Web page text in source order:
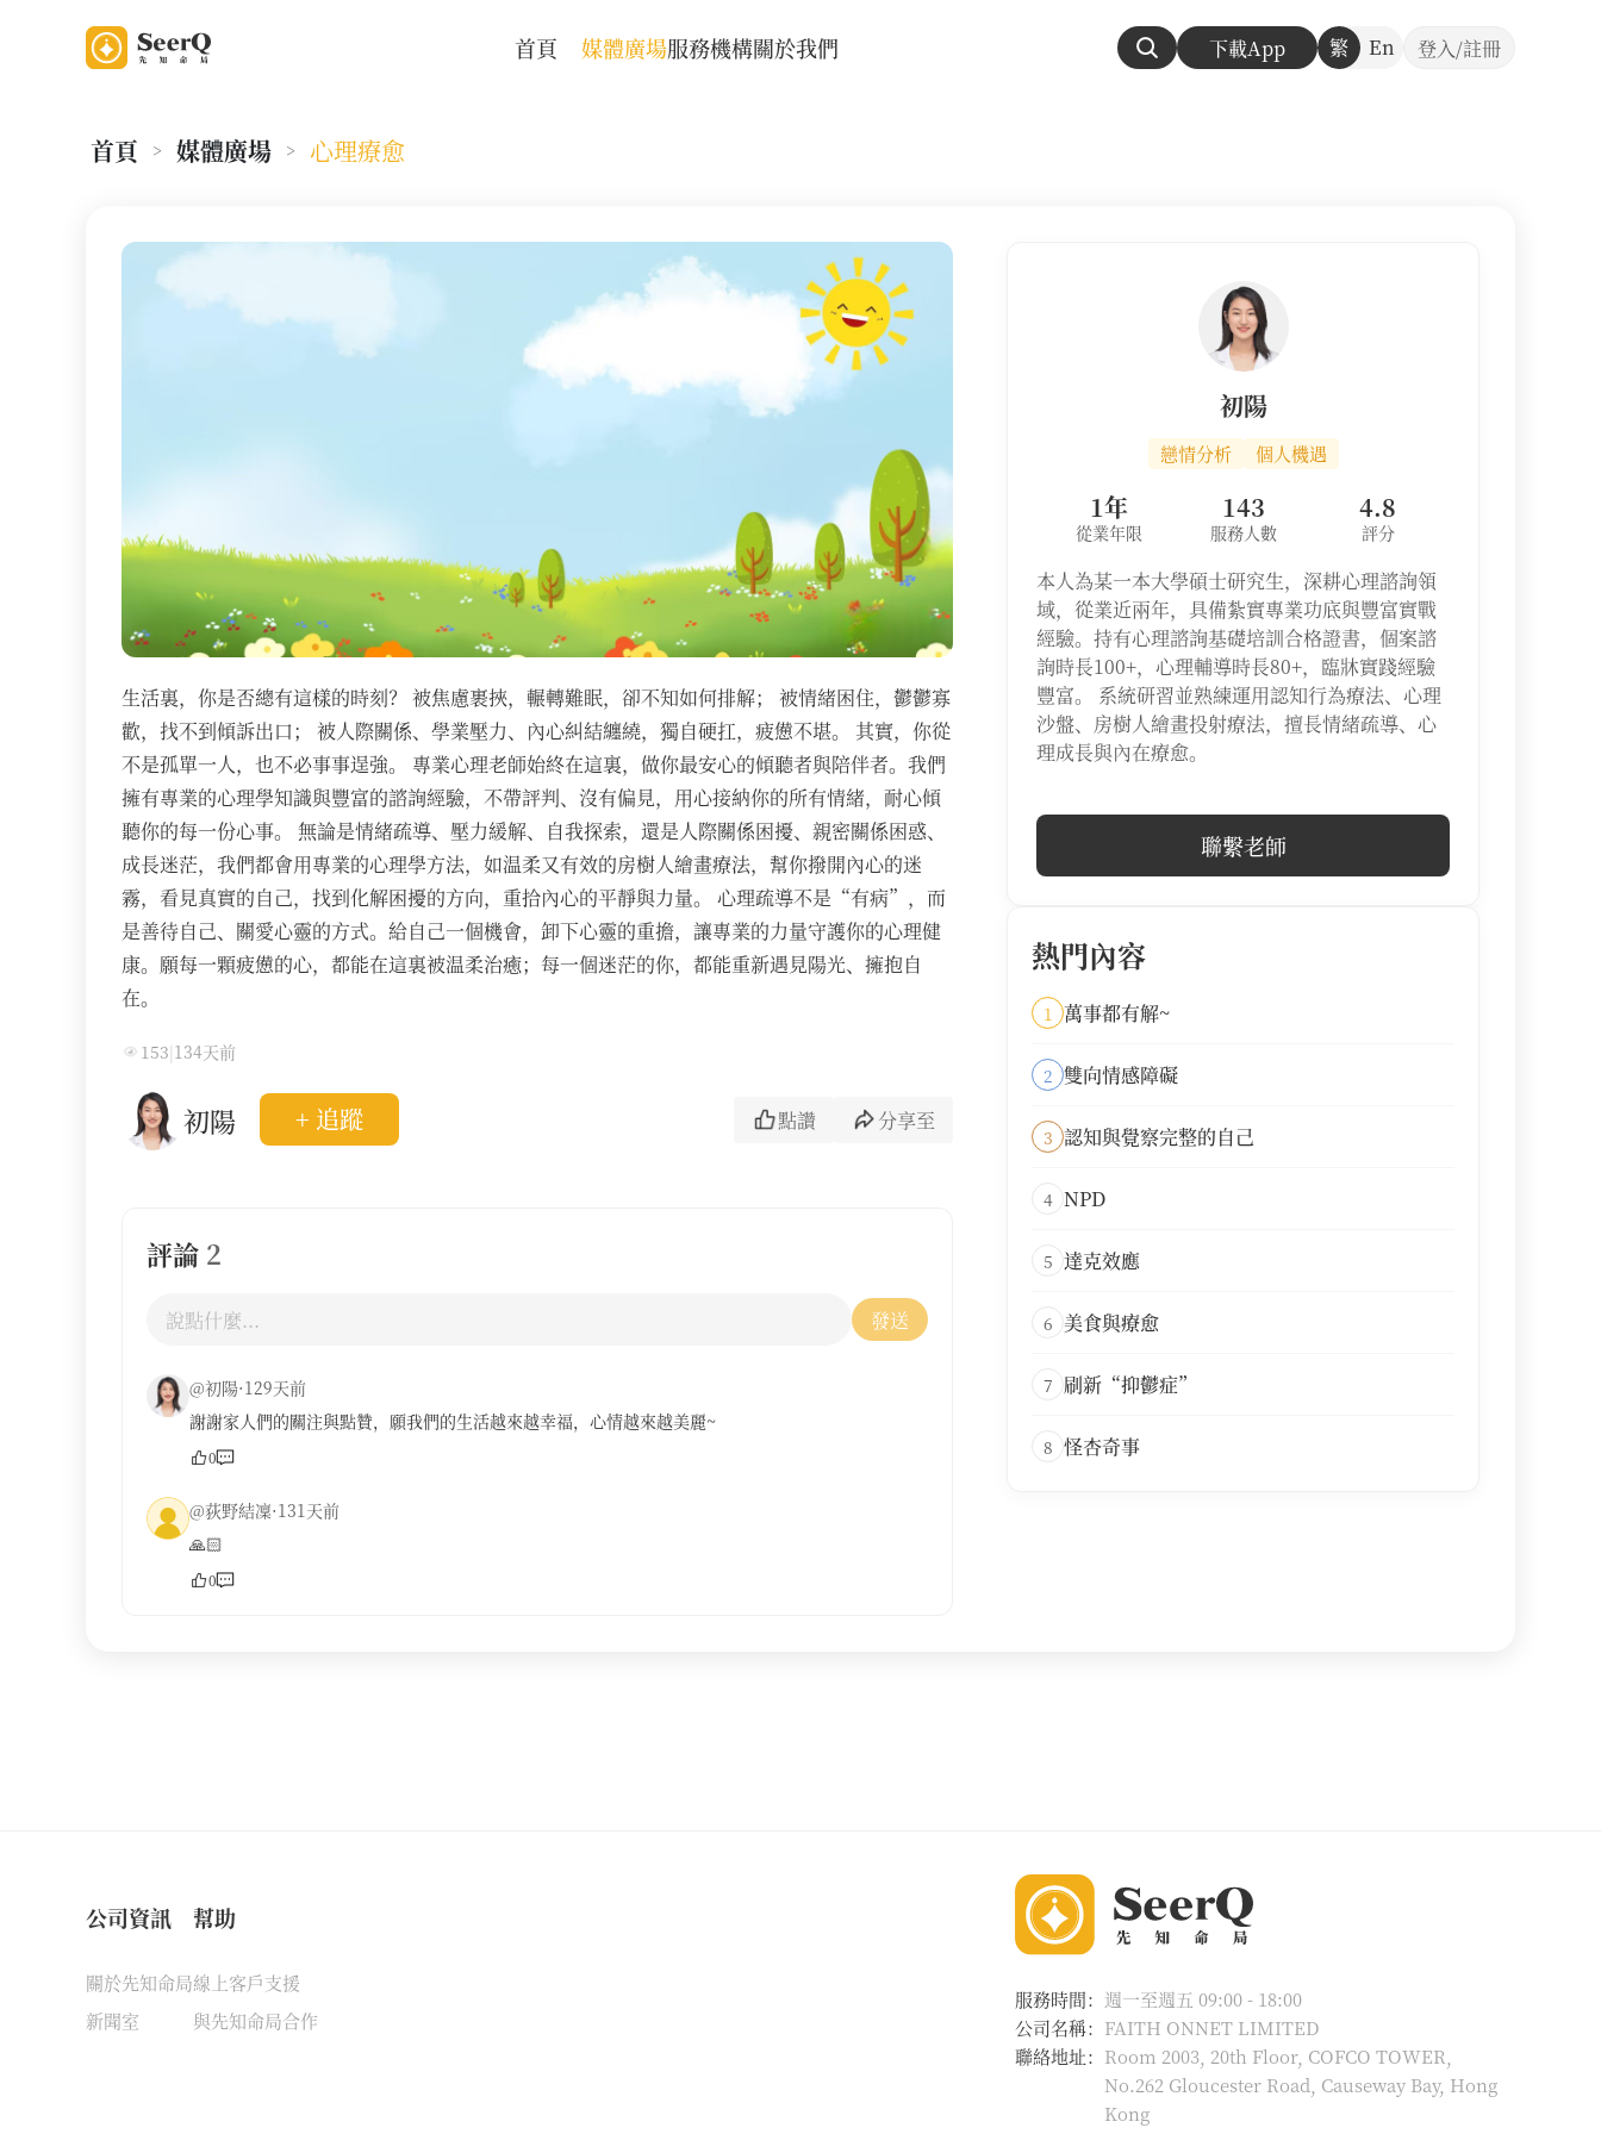
首頁 媒體廣場服務機構關於我們 下載App 繁 En 登入/註冊
首頁 > 媒體廣場 > 心理療愈
生活裏，你是否總有這樣的時刻？ 被焦慮裹挾，輾轉難眠，卻不知如何排解； 被情緒困住，鬱鬱寡
歡，找不到傾訴出口； 被人際關係、學業壓力、內心糾結纏繞，獨自硬扛，疲憊不堪。 其實，你從
不是孤單一人，也不必事事逞強。 專業心理老師始終在這裏，做你最安心的傾聽者與陪伴者。我們
擁有專業的心理學知識與豐富的諮詢經驗，不帶評判、沒有偏見，用心接納你的所有情緒，耐心傾
聽你的每一份心事。 無論是情緒疏導、壓力緩解、自我探索，還是人際關係困擾、親密關係困惑、
成長迷茫，我們都會用專業的心理學方法，如温柔又有效的房樹人繪畫療法，幫你撥開內心的迷
霧，看見真實的自己，找到化解困擾的方向，重拾內心的平靜與力量。 心理疏導不是“有病”，而
是善待自己、關愛心靈的方式。給自己一個機會，卸下心靈的重擔，讓專業的力量守護你的心理健
康。願每一顆疲憊的心，都能在這裏被温柔治癒；每一個迷茫的你，都能重新遇見陽光、擁抱自
在。
153|134天前
初陽 + 追蹤 點讚 分享至
評論 2
發送
@初陽·129天前
謝謝家人們的關注與點贊，願我們的生活越來越幸福，心情越來越美麗~
0
@荻野結凜·131天前
🙏🏻
0
初陽
戀情分析 個人機遇
1年
從業年限
143
服務人數
4.8
評分
本人為某一本大學碩士研究生，深耕心理諮詢領
域，從業近兩年，具備紮實專業功底與豐富實戰
經驗。持有心理諮詢基礎培訓合格證書，個案諮
詢時長100+，心理輔導時長80+，臨牀實踐經驗
豐富。 系統研習並熟練運用認知行為療法、心理
沙盤、房樹人繪畫投射療法，擅長情緒疏導、心
理成長與內在療愈。
聯繫老師
熱門內容
1 萬事都有解~
2 雙向情感障礙
3 認知與覺察完整的自己
4 NPD
5 達克效應
6 美食與療愈
7 刷新“抑鬱症”
8 怪杏奇事
公司資訊
關於先知命局
新聞室
幫助
線上客戶支援
與先知命局合作
服務時間： 週一至週五 09:00 - 18:00
公司名稱： FAITH ONNET LIMITED
聯絡地址： Room 2003, 20th Floor, COFCO TOWER,
No.262 Gloucester Road, Causeway Bay, Hong
Kong